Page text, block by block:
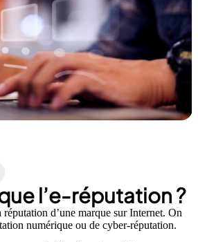
l’e-réputation ?
réputation d’une marque sur Internet. On
numérique ou de cyber-réputation.